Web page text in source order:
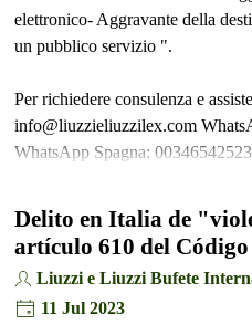
elettronico- Aggravante della
un pubblico servizio ".
Per richiedere consulenza e
info@liuzzieliuzzilex.com
WhatsApp Spagna:
Delito en Italia de
artículo 610 del
Liuzzi e Liuzzi Bufete
11 Jul 2023